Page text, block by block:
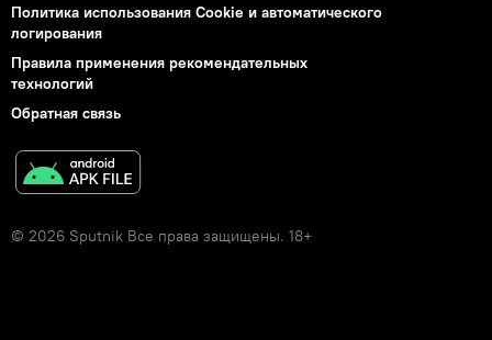
Политика использования Cookie и автоматического
логирования
Правила применения рекомендательных
технологий
Обратная связь
© 2026 Sputnik Все права защищены. 18+